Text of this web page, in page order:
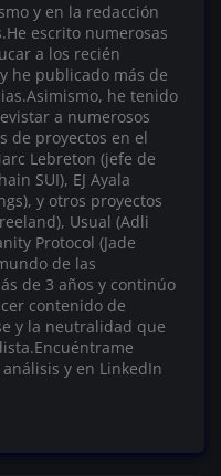
y en la redacción
escrito numerosas
a los recién
he publicado más de
he tenido
a numerosos
de proyectos en el
Lebreton (jefe de
SUI), EJ Ayala
y otros proyectos
Usual (Adli
Protocol (Jade
de las
de 3 años y continúo
contenido de
y la neutralidad que
y en LinkedIn